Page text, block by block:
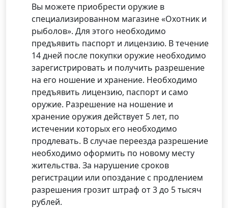
Вы можете приобрести оружие в
специализированном магазине «Охотник и
рыболов». Для этого необходимо
предъявить паспорт и лицензию. В течение
14 дней после покупки оружие необходимо
зарегистрировать и получить разрешение
на его ношение и хранение. Необходимо
предъявить лицензию, паспорт и само
оружие. Разрешение на ношение и
хранение оружия действует 5 лет, по
истечении которых его необходимо
продлевать. В случае переезда разрешение
необходимо оформить по новому месту
жительства. За нарушение сроков
регистрации или опоздание с продлением
разрешения грозит штраф от 3 до 5 тысяч
рублей.